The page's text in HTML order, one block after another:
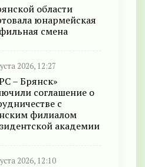
области
юнармейская
смена
2026, 12:27
– Брянск»
соглашение о
с
филиалом
академии
2026, 12:10